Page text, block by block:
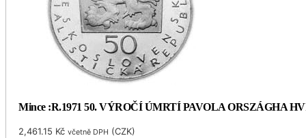
Mince :R.1971 50. VÝROČÍ ÚMRTÍ PAVOLA ORSZÁGHA
2,461.15 Kč včetně DPH (CZK)